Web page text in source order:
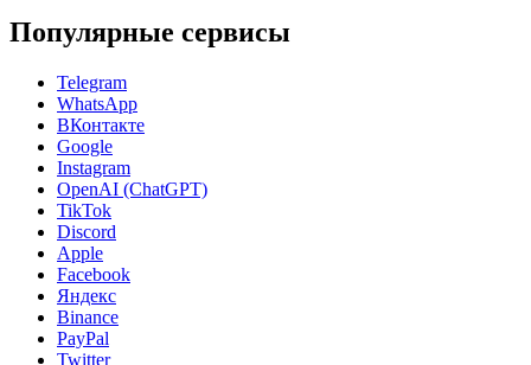
Популярные сервисы
Telegram
WhatsApp
ВКонтакте
Google
Instagram
OpenAI (ChatGPT)
TikTok
Discord
Apple
Facebook
Яндекс
Binance
PayPal
Twitter